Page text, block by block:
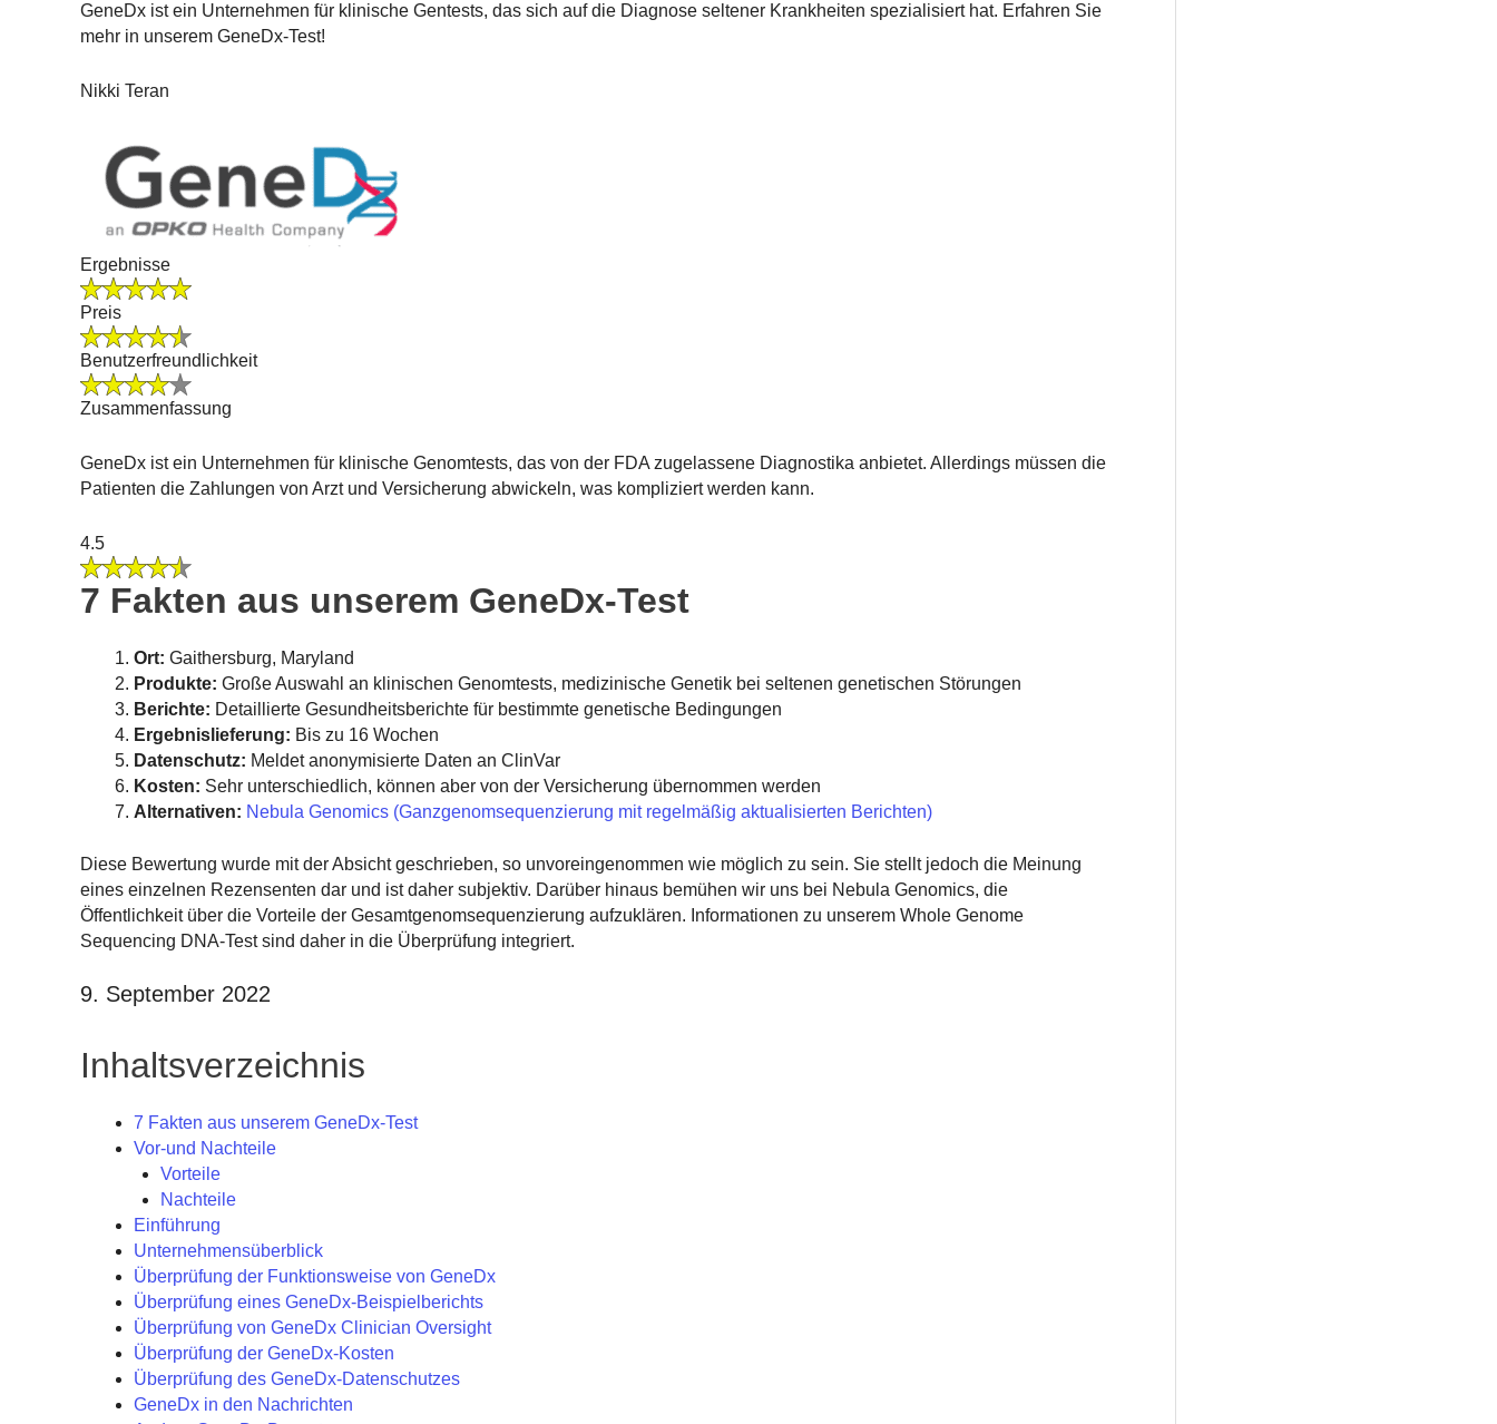
GeneDx ist ein Unternehmen für klinische Gentests, das sich auf die Diagnose seltener Krankheiten spezialisiert hat. Erfahren Sie
mehr in unserem GeneDx-Test!
Nikki Teran
Ergebnisse
Preis
Benutzerfreundlichkeit
Zusammenfassung
GeneDx ist ein Unternehmen für klinische Genomtests, das von der FDA zugelassene Diagnostika anbietet. Allerdings müssen die
Patienten die Zahlungen von Arzt und Versicherung abwickeln, was kompliziert werden kann.
4.5
7 Fakten aus unserem GeneDx-Test
Ort: Gaithersburg, Maryland
Produkte: Große Auswahl an klinischen Genomtests, medizinische Genetik bei seltenen genetischen Störungen
Berichte: Detaillierte Gesundheitsberichte für bestimmte genetische Bedingungen
Ergebnislieferung: Bis zu 16 Wochen
Datenschutz: Meldet anonymisierte Daten an ClinVar
Kosten: Sehr unterschiedlich, können aber von der Versicherung übernommen werden
Alternativen: Nebula Genomics (Ganzgenomsequenzierung mit regelmäßig aktualisierten Berichten)
Diese Bewertung wurde mit der Absicht geschrieben, so unvoreingenommen wie möglich zu sein. Sie stellt jedoch die Meinung
eines einzelnen Rezensenten dar und ist daher subjektiv. Darüber hinaus bemühen wir uns bei Nebula Genomics, die
Öffentlichkeit über die Vorteile der Gesamtgenomsequenzierung aufzuklären. Informationen zu unserem Whole Genome
Sequencing DNA-Test sind daher in die Überprüfung integriert.
9. September 2022
Inhaltsverzeichnis
7 Fakten aus unserem GeneDx-Test
Vor-und Nachteile
Vorteile
Nachteile
Einführung
Unternehmensüberblick
Überprüfung der Funktionsweise von GeneDx
Überprüfung eines GeneDx-Beispielberichts
Überprüfung von GeneDx Clinician Oversight
Überprüfung der GeneDx-Kosten
Überprüfung des GeneDx-Datenschutzes
GeneDx in den Nachrichten